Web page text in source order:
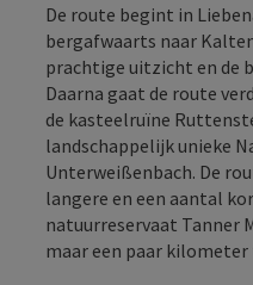
De route begint in
bergafwaarts naar
prachtige uitzicht en de
Daarna gaat de route
de kasteelruïne
landschappelijk unieke
Unterweißenbach. De
langere en een aantal
natuurreservaat Tanner
maar een paar